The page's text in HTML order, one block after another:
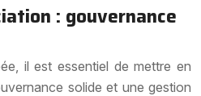
: gouvernance
il est essentiel de mettre en
solide et une gestion